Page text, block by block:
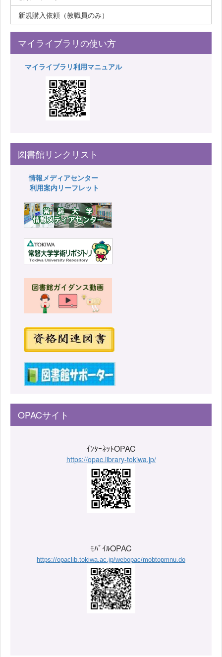
新規購入依頼（教職員のみ）
マイライブラリの使い方
マイライブラリ利用マニュアル
図書館リンクリスト
情報メディアセンター
利用案内リーフレット
OPACサイト
ｲﾝﾀｰﾈｯﾄOPAC
https://opac.library-tokiwa.jp/
ﾓﾊﾞｲﾙOPAC
https://opaclib.tokiwa.ac.jp/webopac/mobtopmnu.do